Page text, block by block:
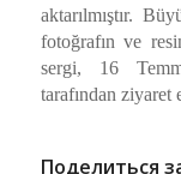
aktarılmıştır.
fotoğrafın ve
sergi, 16
tarafından ziyaret
Поделиться